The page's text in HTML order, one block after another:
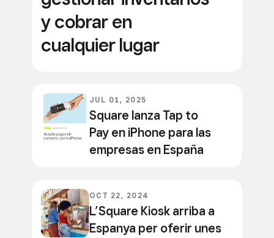
y cobrar en
cualquier lugar
JUL 01, 2025
Square lanza Tap to
Pay en iPhone para las
empresas en España
OCT 22, 2024
L’Square Kiosk arriba a
Espanya per oferir unes